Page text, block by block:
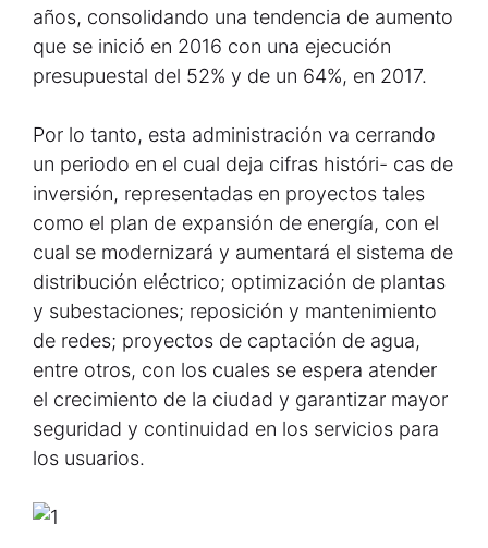
años, consolidando una tendencia de aumento
que se inició en 2016 con una ejecución
presupuestal del 52% y de un 64%, en 2017.
Por lo tanto, esta administración va cerrando
un periodo en el cual deja cifras históri- cas de
inversión, representadas en proyectos tales
como el plan de expansión de energía, con el
cual se modernizará y aumentará el sistema de
distribución eléctrico; optimización de plantas
y subestaciones; reposición y mantenimiento
de redes; proyectos de captación de agua,
entre otros, con los cuales se espera atender
el crecimiento de la ciudad y garantizar mayor
seguridad y continuidad en los servicios para
los usuarios.